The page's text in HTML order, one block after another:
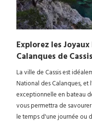
Explorez les
Calanques de
La ville de Cassis est
National des Calanques, et
exceptionnelle en bateau
vous permettra de
le temps d'une journée ou